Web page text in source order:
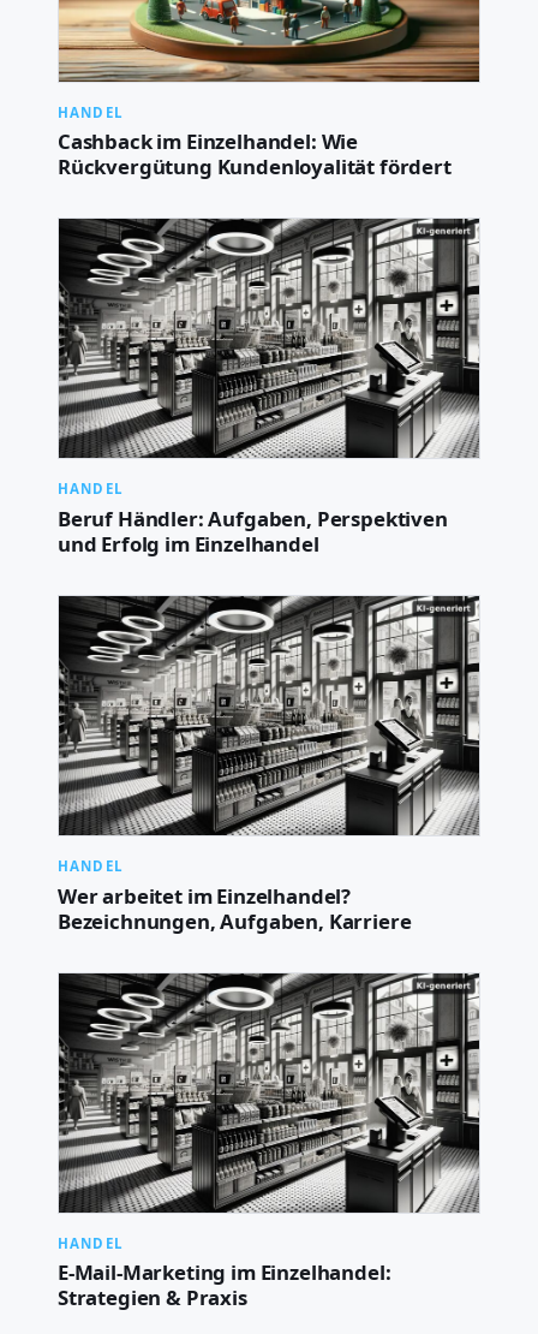
HANDEL
Cashback im Einzelhandel: Wie
Rückvergütung Kundenloyalität fördert
HANDEL
Beruf Händler: Aufgaben, Perspektiven
und Erfolg im Einzelhandel
HANDEL
Wer arbeitet im Einzelhandel?
Bezeichnungen, Aufgaben, Karriere
HANDEL
E-Mail-Marketing im Einzelhandel:
Strategien & Praxis